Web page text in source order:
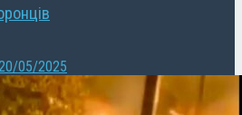
20/05/2025